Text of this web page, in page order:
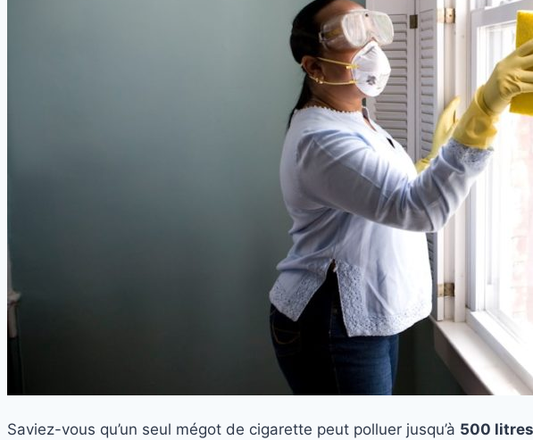
Saviez-vous qu’un seul mégot de cigarette peut polluer jusqu’à 500 litres